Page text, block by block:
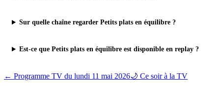
Sur quelle chaîne regarder Petits plats en équilibre ?
Est-ce que Petits plats en équilibre est disponible en replay ?
← Programme TV du lundi 11 mai 2026🌙 Ce soir à la TV